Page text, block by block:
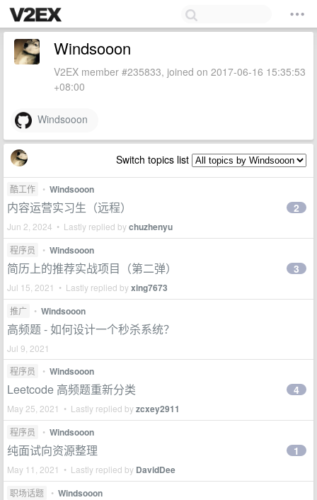
Windsooon
V2EX member #235833, joined on 2017-06-16 15:35:53
+08:00
Windsooon
Switch topics list
酷工作 • Windsooon
内容运营实习生（远程）
Jun 2, 2024 • Lastly replied bychuzhenyu
2
程序员 • Windsooon
简历上的推荐实战项目（第二弹）
Jul 15, 2021 • Lastly replied byxing7673
3
推广 • Windsooon
高频题 - 如何设计一个秒杀系统？
Jul 9, 2021
程序员
• Windsooon
Leetcode 高频题重新分类
May 25, 2021 • Lastly replied byzcxey2911
4
程序员 • Windsooon
纯面试向资源整理
May 11, 2021 • Lastly replied by DavidDee
1
职场话题 • Windsooon